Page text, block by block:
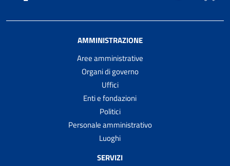
AMMINISTRAZIONE
Aree amministrative
Organi di governo
Uffici
Enti e fondazioni
Politici
Personale amministrativo
Luoghi
SERVIZI